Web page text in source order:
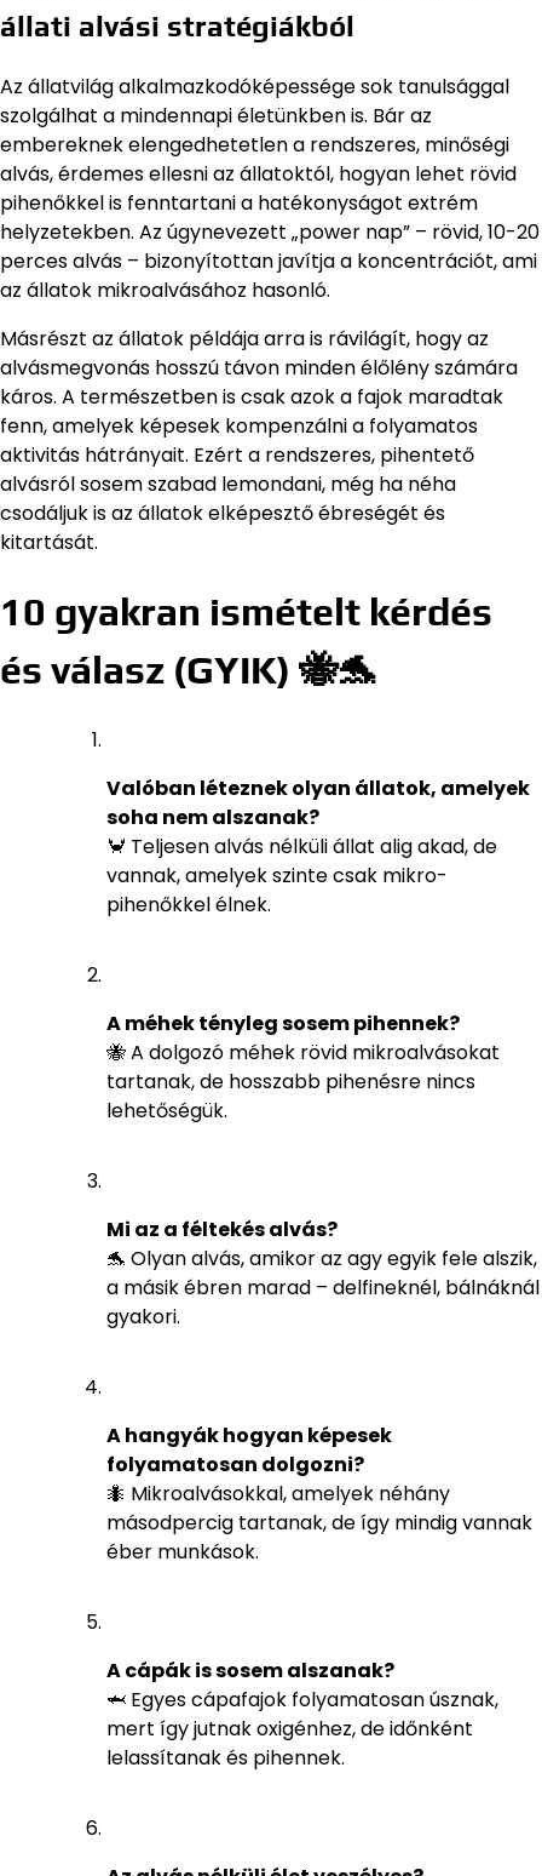
állati alvási stratégiákból
Az állatvilág alkalmazkodóképessége sok tanulsággal
szolgálhat a mindennapi életünkben is. Bár az
embereknek elengedhetetlen a rendszeres, minőségi
alvás, érdemes ellesni az állatoktól, hogyan lehet rövid
pihenőkkel is fenntartani a hatékonyságot extrém
helyzetekben. Az úgynevezett „power nap” – rövid, 10-20
perces alvás – bizonyítottan javítja a koncentrációt, ami
az állatok mikroalvásához hasonló.
Másrészt az állatok példája arra is rávilágít, hogy az
alvásmegvonás hosszú távon minden élőlény számára
káros. A természetben is csak azok a fajok maradtak
fenn, amelyek képesek kompenzálni a folyamatos
aktivitás hátrányait. Ezért a rendszeres, pihentető
alvásról sosem szabad lemondani, még ha néha
csodáljuk is az állatok elképesztő ébreségét és
kitartását.
10 gyakran ismételt kérdés
és válasz (GYIK) 🐝🐬
Valóban léteznek olyan állatok, amelyek
soha nem alszanak?
🦀 Teljesen alvás nélküli állat alig akad, de
vannak, amelyek szinte csak mikro-
pihenőkkel élnek.
A méhek tényleg sosem pihennek?
🐝 A dolgozó méhek rövid mikroalvásokat
tartanak, de hosszabb pihenésre nincs
lehetőségük.
Mi az a féltekés alvás?
🐬 Olyan alvás, amikor az agy egyik fele alszik,
a másik ébren marad – delfineknél, bálnáknál
gyakori.
A hangyák hogyan képesek
folyamatosan dolgozni?
🐜 Mikroalvásokkal, amelyek néhány
másodpercig tartanak, de így mindig vannak
éber munkások.
A cápák is sosem alszanak?
🦈 Egyes cápafajok folyamatosan úsznak,
mert így jutnak oxigénhez, de időnként
lelassítanak és pihennek.